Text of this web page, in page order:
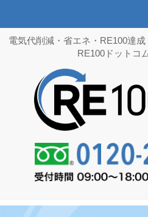
電気代削減・省エネ・RE100達成
RE100ドットコ